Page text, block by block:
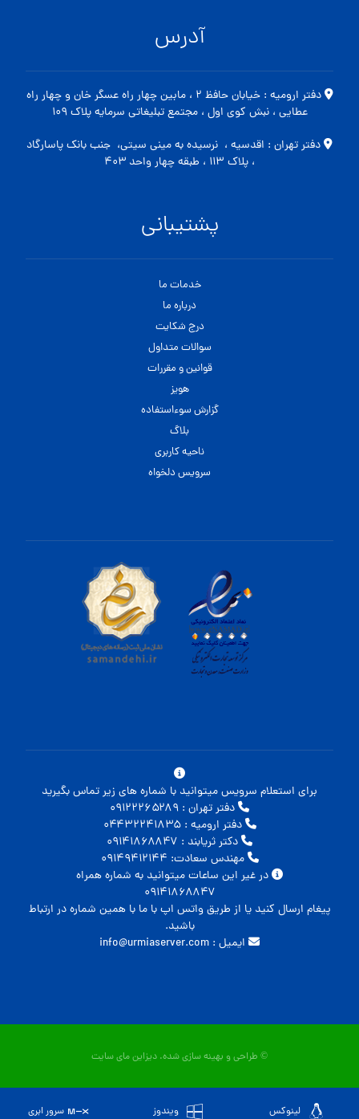
آدرس
دفتر ارومیه : خیابان حافظ ۲ ، مابین چهار راه عسگر خان و چهار راه
عطایی ، نبش کوی اول ، مجتمع تبلیغاتی سرمایه پلاک ۱۰۹
دفتر تهران : اقدسیه ، نرسیده به مینی سیتی، جنب بانک پاسارگاد
، پلاک ۱۱۳ ، طبقه چهار واحد ۴۰۳
پشتیبانی
خدمات ما
درباره ما
درج شکایت
سوالات متداول
قوانین و مقررات
هویز
گزارش سوءاستفاده
بلاگ
ناحیه کاربری
سرویس دلخواه
برای استعلام سرویس میتوانید با شماره های زیر تماس بگیرید
دفتر تهران : ۰۹۱۲۲۲۶۵۲۸۹
دفتر ارومیه : ۰۴۴۳۲۲۴۱۸۳۵
دکتر ثریابند : ۰۹۱۴۱۸۶۸۸۴۷
مهندس سعادت: ۰۹۱۴۹۴۱۲۱۴۴
در غیر این ساعات میتوانید به شماره همراه
۰۹۱۴۱۸۶۸۸۴۷
پیغام ارسال کنید یا از طریق واتس اپ با ما با همین شماره در ارتباط
باشید.
ایمیل : info@urmiaserver.com
© طراحی و بهینه سازی شده. دیزاین مای سایت
لینوکس ویندوز سرور ابری